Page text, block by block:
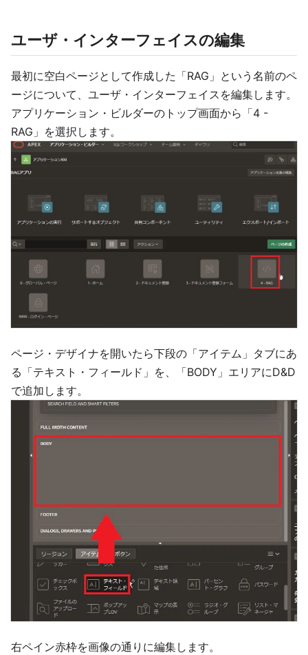
ユーザ・インターフェイスの編集
最初に空白ページとして作成した「RAG」という名前のペ
ージについて、ユーザ・インターフェイスを編集します。
アプリケーション・ビルダーのトップ画面から「4 -
RAG」を選択します。
ページ・デザイナを開いたら下段の「アイテム」タブにあ
る「テキスト・フィールド」を、「BODY」エリアにD&D
で追加します。
右ペイン赤枠を画像の通りに編集します。